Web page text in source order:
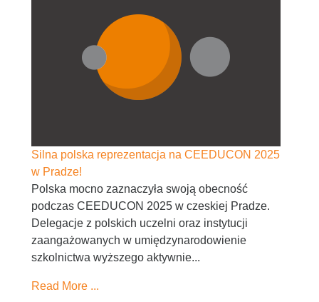
Silna polska reprezentacja na CEEDUCON 2025
w Pradze!
Polska mocno zaznaczyła swoją obecność
podczas CEEDUCON 2025 w czeskiej Pradze.
Delegacje z polskich uczelni oraz instytucji
zaangażowanych w umiędzynarodowienie
szkolnictwa wyższego aktywnie...
Read More ...